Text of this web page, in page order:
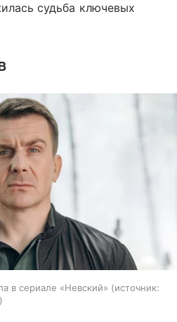
судьба ключевых
в сериале «Невский»
источник: